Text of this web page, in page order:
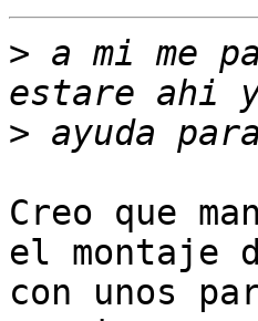
> a mi me
>
Creo que
el montaje
con unos